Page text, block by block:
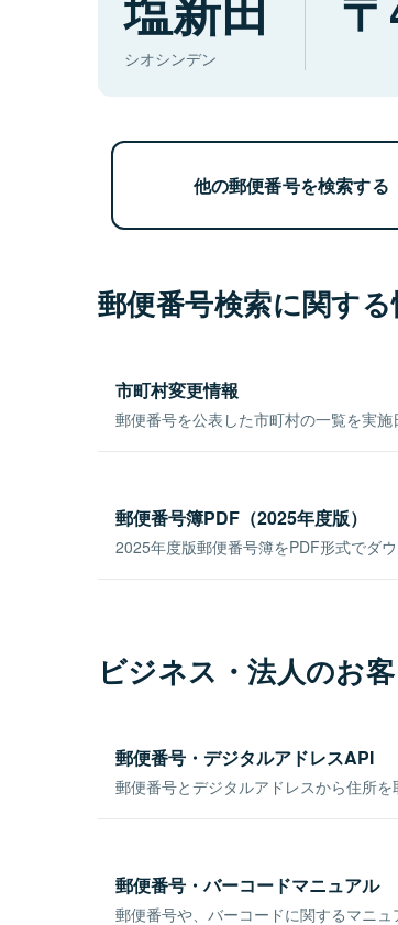
シオシンデン
他の郵便番号を検索する
郵便番号検索に関す
市町村変更情報
郵便番号を公表した市町村の一覧を実施
郵便番号簿PDF（2025年度版）
2025年度版郵便番号簿をPDF形式でダウ
ビジネス・法人のお
郵便番号・デジタルアドレスAPI
郵便番号とデジタルアドレスから住所を
郵便番号・バーコードマニュアル
郵便番号や、バーコードに関するマニュ